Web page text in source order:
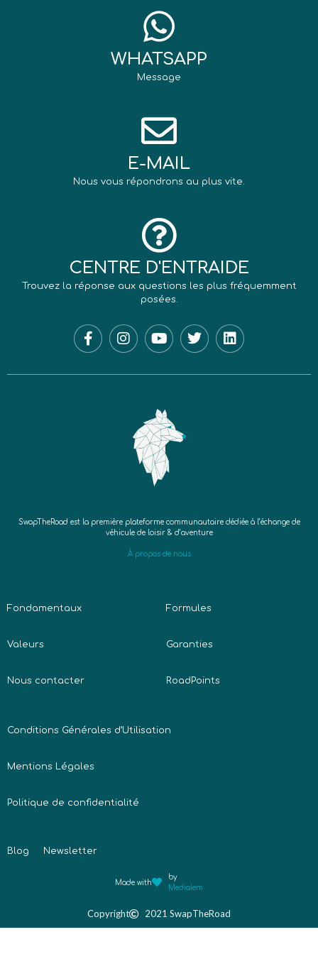
WHATSAPP
Message
E-MAIL
Nous vous répondrons au plus vite.
CENTRE D'ENTRAIDE
Trouvez la réponse aux questions les plus fréquemment
posées.
SwapTheRoad est la première plateforme communautaire dédiée à l’échange de
véhicule de loisir & d’aventure
À propos de nous
Fondamentaux
Valeurs
Nous contacter
Formules
Garanties
RoadPoints
Conditions Générales d’Utilisation
Mentions Légales
Politique de confidentialité
Blog Newsletter
Made with
by
Medialem
Copyright 2021 SwapTheRoad